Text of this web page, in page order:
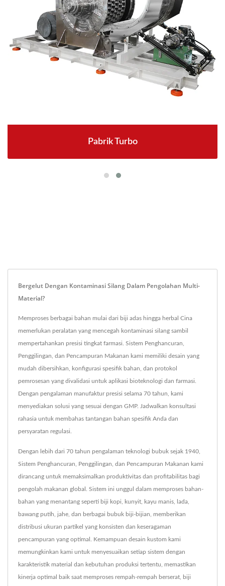
Pabrik Turbo
Bergelut Dengan Kontaminasi Silang Dalam Pengolahan Multi-
Material?
Memproses berbagai bahan mulai dari biji adas hingga herbal Cina
memerlukan peralatan yang mencegah kontaminasi silang sambil
mempertahankan presisi tingkat farmasi. Sistem Penghancuran,
Penggilingan, dan Pencampuran Makanan kami memiliki desain yang
mudah dibersihkan, konfigurasi spesifik bahan, dan protokol
pemrosesan yang divalidasi untuk aplikasi bioteknologi dan farmasi.
Dengan pengalaman manufaktur presisi selama 70 tahun, kami
menyediakan solusi yang sesuai dengan GMP. Jadwalkan konsultasi
rahasia untuk membahas tantangan bahan spesifik Anda dan
persyaratan regulasi.
Dengan lebih dari 70 tahun pengalaman teknologi bubuk sejak 1940,
Sistem Penghancuran, Penggilingan, dan Pencampuran Makanan kami
dirancang untuk memaksimalkan produktivitas dan profitabilitas bagi
pengolah makanan global. Sistem ini unggul dalam memproses bahan-
bahan yang menantang seperti biji kopi, kunyit, kayu manis, lada,
bawang putih, jahe, dan berbagai bubuk biji-bijian, memberikan
distribusi ukuran partikel yang konsisten dan keseragaman
pencampuran yang optimal. Kemampuan desain kustom kami
memungkinkan kami untuk menyesuaikan setiap sistem dengan
karakteristik material dan kebutuhan produksi tertentu, memastikan
kinerja optimal baik saat memproses rempah-rempah berserat, biji